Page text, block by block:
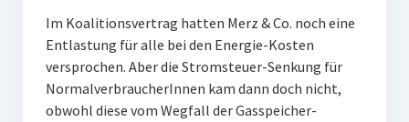
Im Koalitionsvertrag hatten Merz & Co. noch eine
Entlastung für alle bei den Energie-Kosten
versprochen. Aber die Stromsteuer-Senkung für
NormalverbraucherInnen kam dann doch nicht,
obwohl diese vom Wegfall der Gasspeicher-